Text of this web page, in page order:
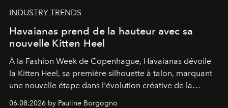
INDUSTRY TRENDS
Havaianas prend de la hauteur avec sa
nouvelle Kitten Heel
À la Fashion Week de Copenhague, Havaianas dévoile
la Kitten Heel, sa première silhouette à talon, marquant
une nouvelle étape dans l'évolution créative de la
06.08.2026 by Pauline Borgogno